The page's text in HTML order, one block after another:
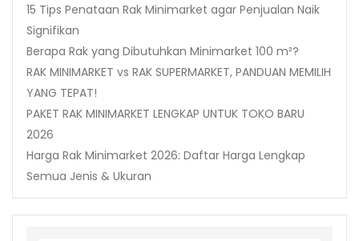
15 Tips Penataan Rak Minimarket agar Penjualan Naik
Signifikan
Berapa Rak yang Dibutuhkan Minimarket 100 m²?
RAK MINIMARKET vs RAK SUPERMARKET, PANDUAN MEMILIH
YANG TEPAT!
PAKET RAK MINIMARKET LENGKAP UNTUK TOKO BARU
2026
Harga Rak Minimarket 2026: Daftar Harga Lengkap
Semua Jenis & Ukuran